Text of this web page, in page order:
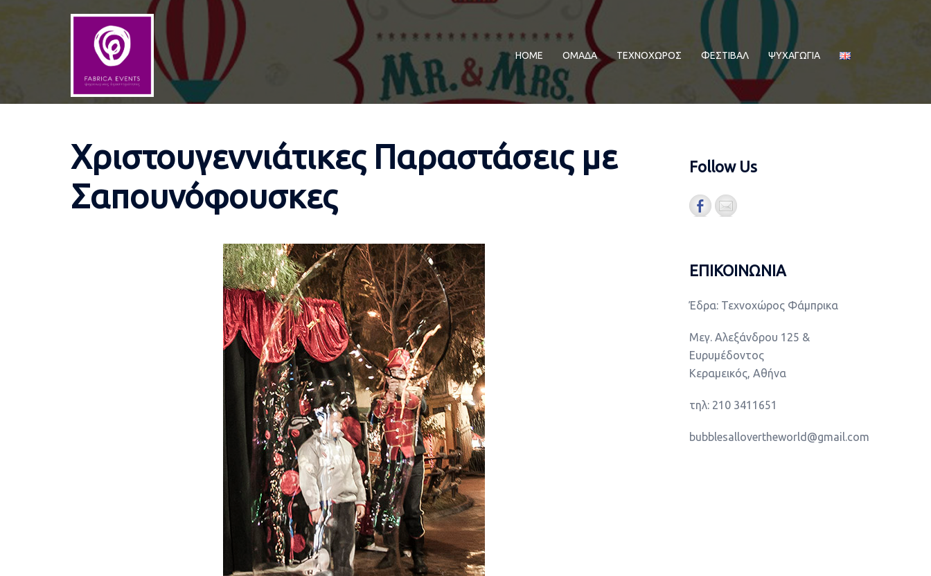
ΗΟΜΕ ΟΜΑΔΑ ΤΕΧΝΟΧΩΡΟΣ ΦΕΣΤΙΒΑΛ ΨΥΧΑΓΩΓΙΑ
Χριστουγεννιάτικες Παραστάσεις με
Σαπουνόφουσκες
Follow Us
ΕΠΙΚΟΙΝΩΝΙΑ
Έδρα: Τεχνοχώρος Φάμπρικα
Μεγ. Αλεξάνδρου 125 &
Ευρυμέδοντος
Κεραμεικός, Αθήνα
τηλ: 210 3411651
bubblesallovertheworld@gmail.com